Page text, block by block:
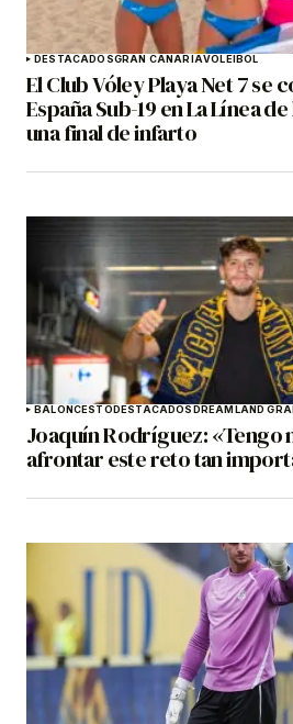
DESTACADOSGRAN CANARIAVOLEIBOL
El Club Vóley Playa Net 7 se
España Sub-19 en La Línea
una final de infarto
BALONCESTODESTACADOSDREAMLAND
Joaquín Rodríguez: «Tengo
afrontar este reto tan